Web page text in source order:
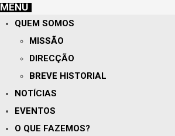
MENU
QUEM SOMOS
MISSÃO
DIRECÇÃO
BREVE HISTORIAL
NOTÍCIAS
EVENTOS
O QUE FAZEMOS?